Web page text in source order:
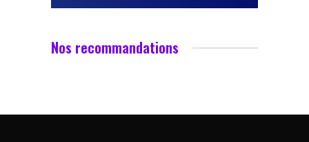
Nos recommandations